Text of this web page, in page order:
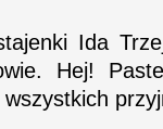
Ida
Hej!